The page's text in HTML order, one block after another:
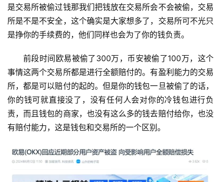
是交易所被偷过钱那我们把钱放在交易所会不会被偷，交易
所是不是不安全，这个确实是大家想多了，交易所可不光只
是挣你的手续费的，他们同样也会为了你的钱负责。
前段时间欧易被偷了300万，币安被偷了100万，这个
事情这两个交易所都是进行全额赔付的。有盈利能力的交易
所，都是可以赔付的起的。但是你的钱包一旦被偷了的话，
你的钱可就直接没了，没有任何人会对你的冷钱包进行负
责，而且钱包的商家，也没有这么多的钱去赔付给你，也没
有赔付能力，这是钱包和交易所的一个区别。